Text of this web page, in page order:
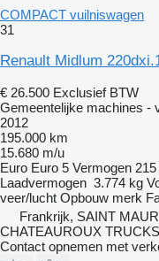
COMPACT vuilniswagen
31
Renault Midlum
€ 26.500 Exclusief BTW
Gemeentelijke machines -
2012
195.000 km
15.680 m/u
Euro Euro 5 Vermogen
Laadvermogen 3.774 kg
veer/lucht Opbouw merk
Frankrijk, SAINT MAUR
CHATEAUROUX
Contact opnemen met